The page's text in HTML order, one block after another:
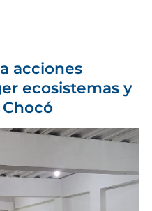
acciones
ecosistemas y